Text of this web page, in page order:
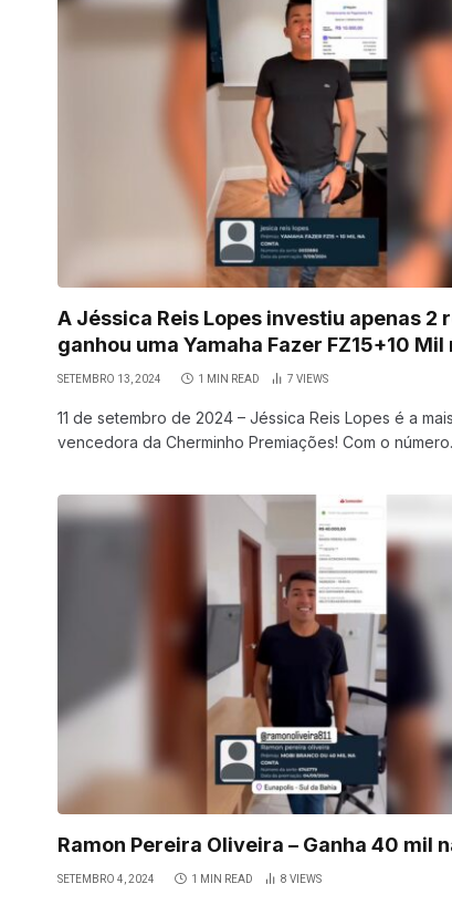
A Jéssica Reis Lopes investiu apenas 2
ganhou uma Yamaha Fazer FZ15+10 Mil
SETEMBRO 13, 2024 1 MIN READ 7 VIEWS
11 de setembro de 2024 – Jéssica Reis Lopes é a
vencedora da Cherminho Premiações! Com o
Ramon Pereira Oliveira – Ganha 40 mil
SETEMBRO 4, 2024 1 MIN READ 8 VIEWS